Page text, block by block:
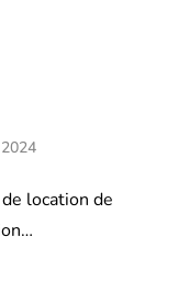
location de